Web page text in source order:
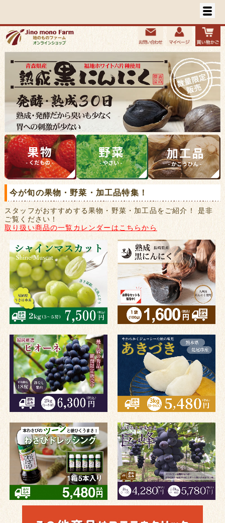
今が旬の果物・野菜・加工品特集！
スタッフがおすすめする果物・野菜・加工品をご紹介！ 是非
ご覧ください！
取り扱い商品の一覧カレンダーはこちらから